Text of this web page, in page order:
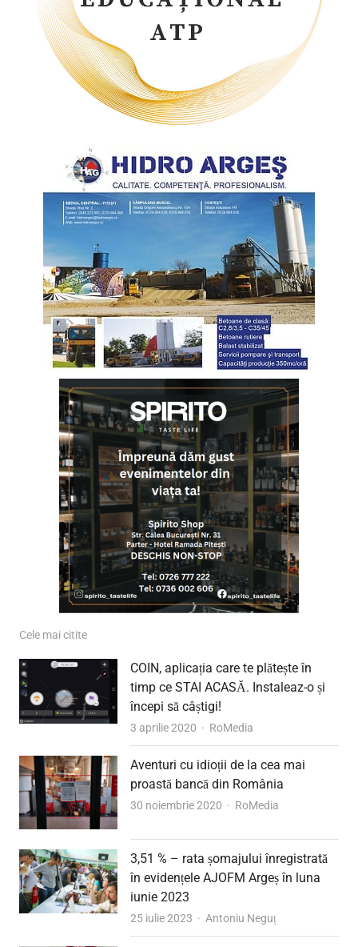
Cele mai citite
COIN, aplicația care te plătește în
timp ce STAI ACASĂ. Instaleaz-o și
începi să câștigi!
3 aprilie 2020 Author
RoMedia
Aventuri cu idioții de la cea mai
proastă bancă din România
30 noiembrie 2020 Author
RoMedia
3,51 % – rata șomajului înregistrată
în evidențele AJOFM Argeș în luna
iunie 2023
25 iulie 2023 Author
Antoniu Neguț